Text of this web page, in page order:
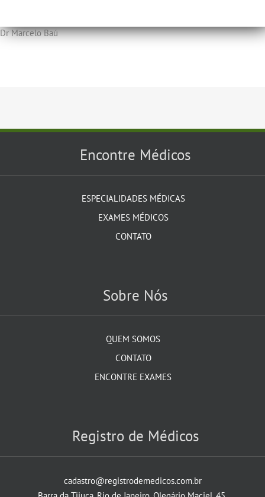
Dr Marcelo Baú
Encontre Médicos
ESPECIALIDADES MÉDICAS
EXAMES MÉDICOS
CONTATO
Sobre Nós
QUEM SOMOS
CONTATO
ENCONTRE EXAMES
Registro de Médicos
cadastro@registrodemedicos.com.br